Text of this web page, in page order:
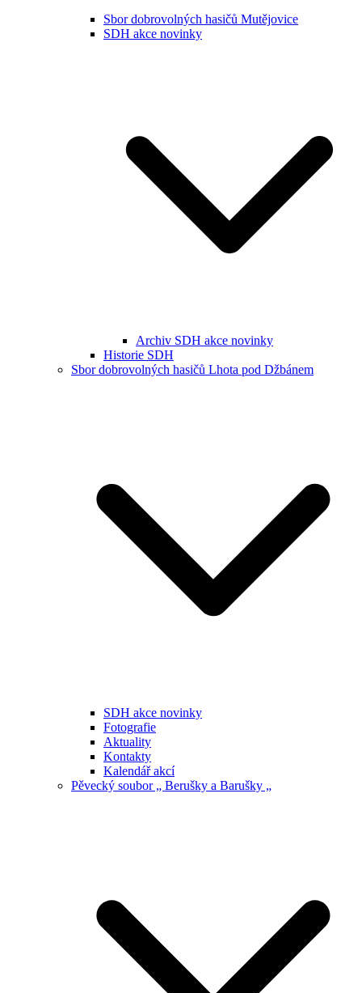
Sbor dobrovolných hasičů Mutějovice
SDH akce novinky
Archiv SDH akce novinky
Historie SDH
Sbor dobrovolných hasičů Lhota pod Džbánem
SDH akce novinky
Fotografie
Aktuality
Kontakty
Kalendář akcí
Pěvecký soubor „ Berušky a Barušky „